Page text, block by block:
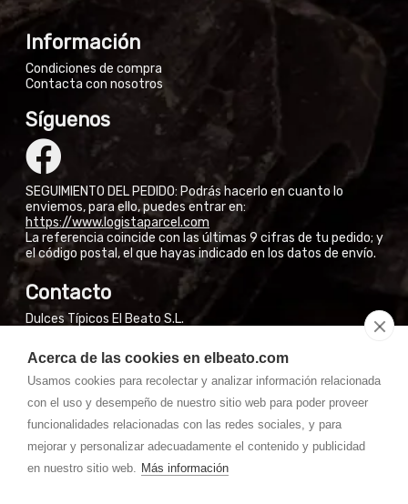
Acerca de las cookies en elbeato.com
Usamos cookies para recolectar y analizar información relacionada
con el uso y desempeño de nuestro sitio web para poder proveer
funcionalidades relacionadas con las redes sociales, y para
mejorar y personalizar adecuadamente el contenido y publicidad
en nuestro sitio web. Más información
Información
Condiciones de compra
Contacta con nosotros
Síguenos
SEGUIMIENTO DEL PEDIDO: Podrás hacerlo en cuanto lo
enviemos, para ello, puedes entrar en:
https://www.logistaparcel.com
La referencia coincide con las últimas 9 cifras de tu pedido; y
el código postal, el que hayas indicado en los datos de envío.
Contacto
Dulces Típicos El Beato S.L.
El Burgo de Osma (Soria)
NO VENDEMOS EN FÁBRICA A PARTICULARES
Si están en El Burgo de Osma, pueden encontrar nuestros
productos en las tiendas de la Calle Mayor.
Whatssapp: 667 31 50 28 (7:30-14:00) laborales
Teléfono: 975 36 01 46 (07:00 - 15:00) laborales